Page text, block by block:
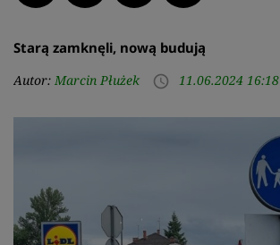
Starą zamknęli, nową budują
Autor: Marcin Płużek access_time 11.06.2024 16:18